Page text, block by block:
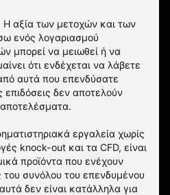
Η αξία των μετοχών και των
ενός λογαριασμού
μπορεί να μειωθεί ή να
ότι ενδέχεται να λάβετε
αυτά που επενδύσατε
δεν αποτελούν
εργαλεία χωρίς
knock-out και τα CFD, είναι
προϊόντα που ενέχουν
συνόλου του επενδυμένου
δεν είναι κατάλληλα για